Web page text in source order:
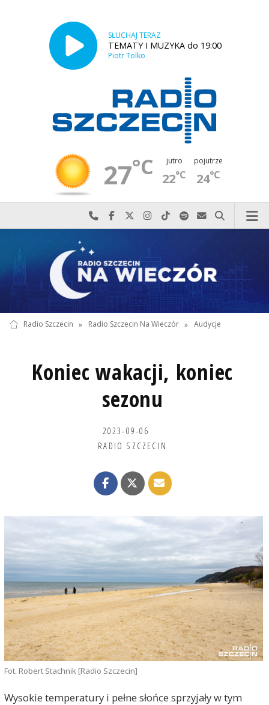
SŁUCHAJ TERAZ
TEMATY I MUZYKA do 19:00
Piotr Tolko
27°C jutro
22°C
pojutrze
24°C
Najlepiej po prostu do nas zadzwoń
Odwiedź nas na Facebook-u
Odwiedź nas na X
Odwiedź nas na Instagram-ie
Odwiedź nas na TikTok-u
Szukaj nas na Spotify
Wyślij do nas
Szukaj
Radio Szczecin » Radio Szczecin Na Wieczór » Audycje
Koniec wakacji, koniec
sezonu
2023-09-06
RADIO SZCZECIN
Fot. Robert Stachnik [Radio Szczecin]
Wysokie temperatury i pełne słońce sprzyjały w tym